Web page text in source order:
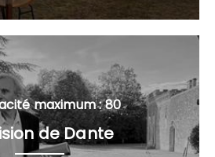
maximum : 80
de Dante